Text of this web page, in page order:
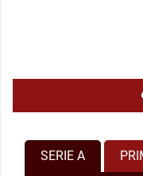
SERIE A